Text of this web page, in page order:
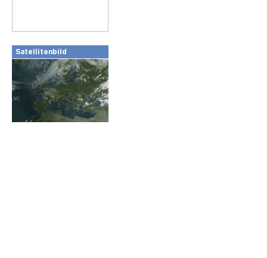
Satellitenbild